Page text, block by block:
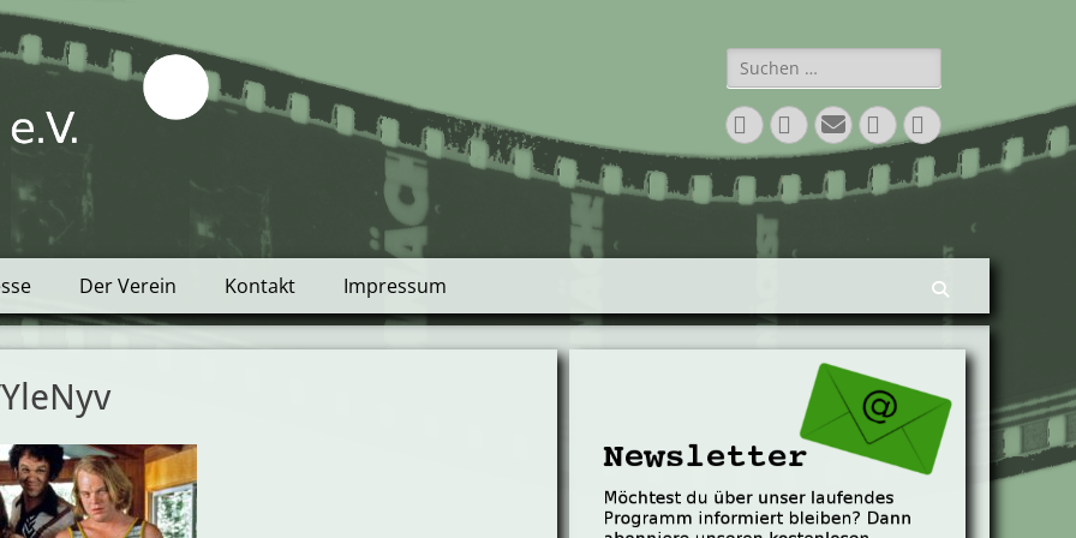
e.V.
Suchen
nach:
Facebook
Twitter
E-
Mail
VimeoInstagram
Der Verein Kontakt Impressum